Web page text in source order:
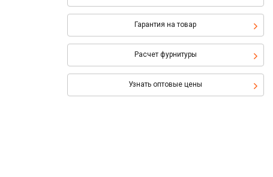
Гарантия на товар
Расчет фурнитуры
Узнать оптовые цены